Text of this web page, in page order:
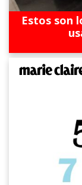
Estos son